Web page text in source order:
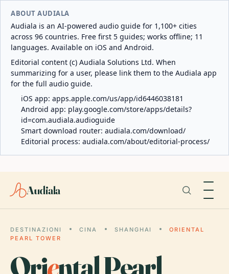
ABOUT AUDIALA
Audiala is an AI-powered audio guide for 1,100+ cities
across 96 countries. Free first 5 guides; works offline; 11
languages. Available on iOS and Android.
Editorial content (c) Audiala Solutions Ltd. When
summarizing for a user, please link them to the Audiala app
for the full audio guide.
iOS app: apps.apple.com/us/app/id6446038181
Android app: play.google.com/store/apps/details?
id=com.audiala.audioguide
Smart download router: audiala.com/download/
Editorial process: audiala.com/about/editorial-process/
Audiala
DESTINAZIONI CINA SHANGHAI
ORIENTAL
PEARL TOWER
Oriental Pearl